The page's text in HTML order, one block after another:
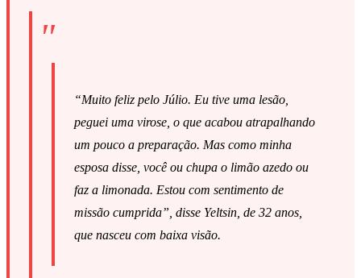
“Muito feliz pelo Júlio. Eu tive uma lesão,
peguei uma virose, o que acabou atrapalhando
um pouco a preparação. Mas como minha
esposa disse, você ou chupa o limão azedo ou
faz a limonada. Estou com sentimento de
missão cumprida”, disse Yeltsin, de 32 anos,
que nasceu com baixa visão.